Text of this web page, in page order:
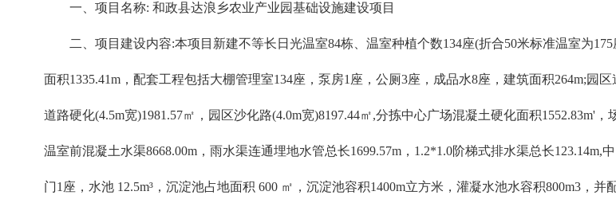
一、项目名称: 和政县达浪乡农业产业园基础设施建设项目
二、项目建设内容:本项目新建不等长日光温室84栋、温室种植个数134座(折合50米标准温室为
面积1335.41m，配套工程包括大棚管理室134座，泵房1座，公厕3座，成品水8座，建筑面积264m;园
道路硬化(4.5m宽)1981.57㎡，园区沙化路(4.0m宽)8197.44㎡,分拣中心广场混凝土硬化面积1552.83m'
温室前混凝土水渠8668.00m，雨水渠连通埋地水管总长1699.57m，1.2*1.0阶梯式排水渠总长123.14m,
门1座，水池 12.5m³，沉淀池占地面积 600 ㎡，沉淀池容积1400m立方米，灌凝水池水容积800m3，并